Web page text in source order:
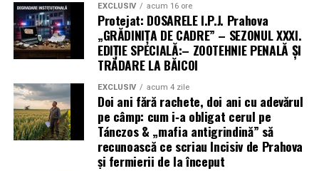
EXCLUSIV acum 16 ore
Protejat: DOSARELE I.P.J. Prahova
„GRĂDINIȚA DE CADRE” – SEZONUL XXXI.
EDIȚIE SPECIALĂ:– ZOOTEHNIE PENALĂ ȘI
TRĂDARE LA BĂICOI
EXCLUSIV acum 4 zile
Doi ani fără rachete, doi ani cu adevărul
pe câmp: cum i‑a obligat cerul pe
Tánczos & „mafia antigrindină” să
recunoască ce scriau Incisiv de Prahova
și fermierii de la început